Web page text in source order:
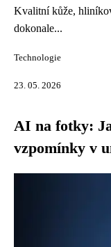
Kvalitní kůže,
dokonale...
Technologie
23. 05. 2026
AI na fotky:
vzpomínky v